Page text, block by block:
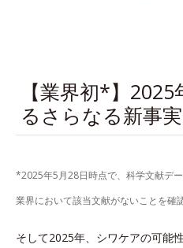
【業界初*】
るさらなる新事実
*2025年5月28日時点で、科学文献デ
業界において該当文献がないことを確
そして2025年、シワケアの可能